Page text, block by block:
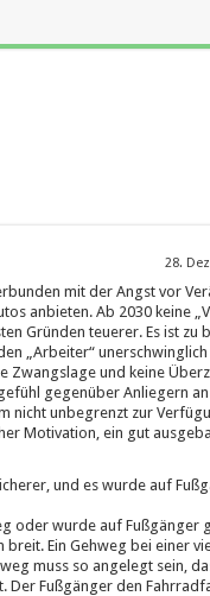
28.
mit der Angst vor
anbieten. Ab 2030 keine
Gründen teuerer. Es ist zu
„Arbeiter“
Zwangslage und keine
gegenüber Anliegern
nicht unbegrenzt zur
Motivation, ein gut
und es wurde auf
oder wurde auf Fußgänger
Ein Gehweg bei einer
muss so angelegt sein,
Der Fußgänger den